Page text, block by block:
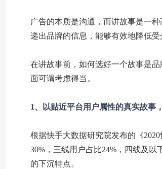
广告的本质是沟通，而讲故事是一
递出品牌的信息，能够有效地降低受
在讲故事前，如何选好一个故事是
面可谓考虑得当。
1、以贴近平台用户属性的真实故事
根据快手大数据研究院发布的《
30%，三线用户占比24%，四线及
的下沉特点。